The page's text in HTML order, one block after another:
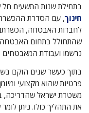
בתחילת שנות התשעים חל
חינוך, עם הסדרת
לחברות האבטחה, הכשרתם
שהתחולל בתחום האבטחה
נרשמו ועבודת המאבטחים
בתוך כעשר שנים הוקם
פרטיות שהוא מקצועי
משטרת ישראל שהדריכה,
את התהליך כולו. ניתן